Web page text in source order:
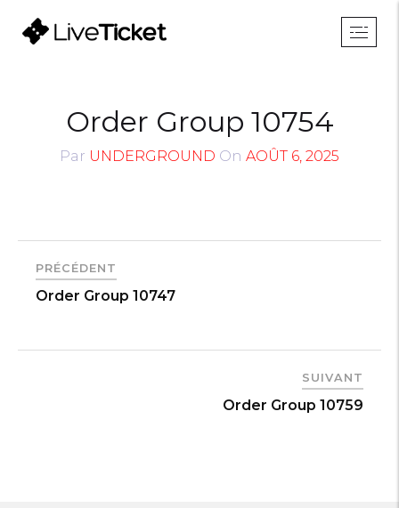
Order Group 10754
Par UNDERGROUND On AOÛT 6, 2025
PRÉCÉDENT
Order Group 10747
SUIVANT
Order Group 10759